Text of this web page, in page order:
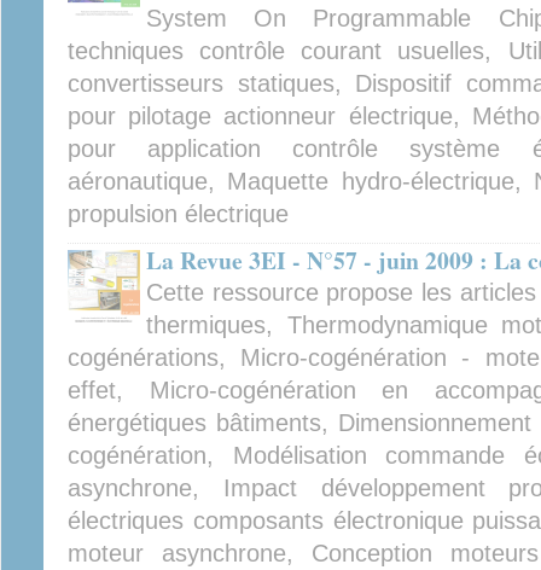
System On Programmable
techniques contrôle courant usuelles,
convertisseurs statiques, Dispositif
pour pilotage actionneur électrique,
pour application contrôle système
aéronautique, Maquette hydro-
propulsion électrique
La Revue 3EI - N°57 - juin 2009 : La
Cette ressource propose les
thermiques, Thermodynamique
cogénérations, Micro-cogénération -
effet, Micro-cogénération en
énergétiques bâtiments,
cogénération, Modélisation commande
asynchrone, Impact développement
électriques composants électronique
moteur asynchrone, Conception